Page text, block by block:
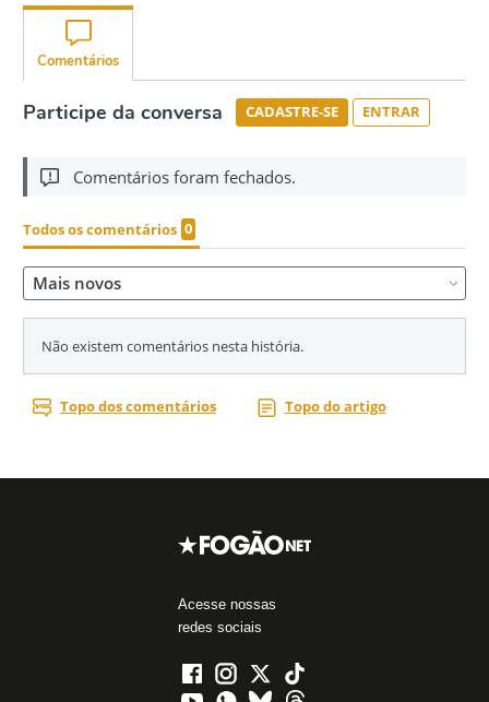
Acesse nossas
redes sociais